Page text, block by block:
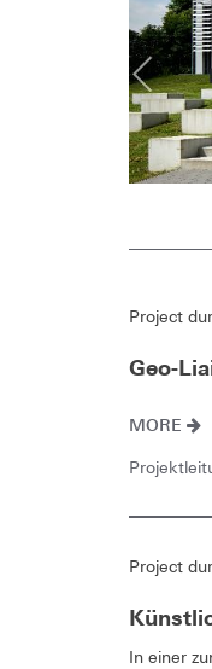
Project
Geo-
MORE
Project
In einer